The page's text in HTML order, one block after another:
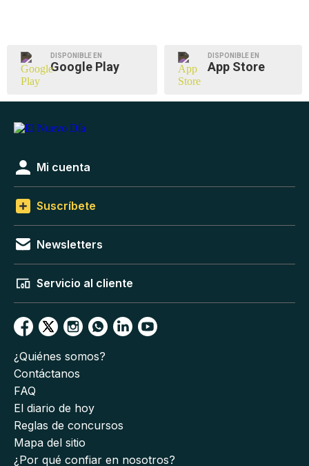
DISPONIBLE EN
Google Play
DISPONIBLE EN
App Store
Mi cuenta
Suscríbete
Newsletters
Servicio al cliente
¿Quiénes somos?
Contáctanos
FAQ
El diario de hoy
Reglas de concursos
Mapa del sitio
¿Por qué confiar en nosotros?